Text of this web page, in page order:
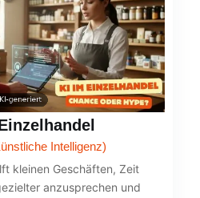
Intelligenz)
kleinen Geschäften, Zeit
anzusprechen und